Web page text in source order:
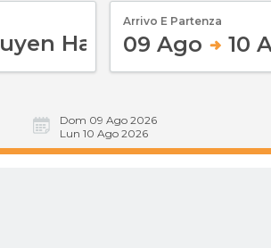
Arrivo E Partenza
09 Ago 10
Dom 09 Ago 2026
Lun 10 Ago 2026